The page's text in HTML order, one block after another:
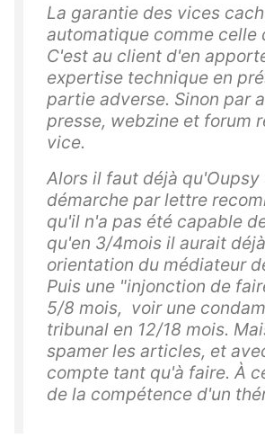
La garantie des vices
automatique comme celle
C'est au client d'en
expertise technique en
partie adverse. Sinon par
presse, webzine et forum
vice.
Alors il faut déjà qu'Oupsy
démarche par lettre
qu'il n'a pas été capable
qu'en 3/4mois il aurait
orientation du médiateur
Puis une "injonction de
5/8 mois, voir une
tribunal en 12/18 mois.
spamer les articles, et
compte tant qu'à faire. À
de la compétence d'un